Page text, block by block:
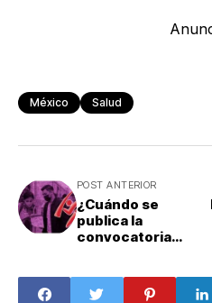
México Salud
POST ANTERIOR
¿Cuándo se
publica la
convocatoria